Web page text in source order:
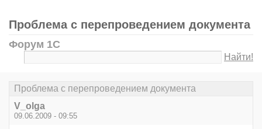
Проблема с перепроведением документа
Форум 1С
Найти!
Проблема с перепроведением документа
V_olga
09.06.2009 - 09:55